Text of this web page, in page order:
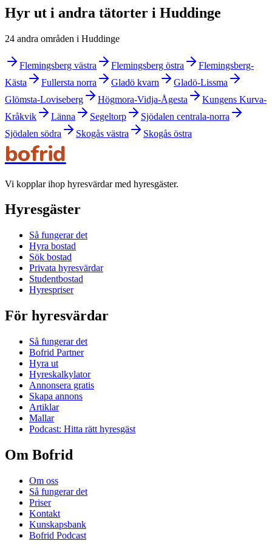
Hyr ut i andra tätorter i Huddinge
24 andra områden i Huddinge
Flemingsberg västra Flemingsberg östra
Flemingsberg-
Kästa
Fullersta norra Gladö kvarn
Gladö-Lissma
Glömsta-Loviseberg
Högmora-Vidja-Ågesta
Kungens Kurva-
Kråkvik
Länna Segeltorp
Sjödalen centrala-norra
Sjödalen södra
Skogås västra Skogås östra
bofrid
Vi kopplar ihop hyresvärdar med hyresgäster.
Hyresgäster
Så fungerar det
Hyra bostad
Sök bostad
Privata hyresvärdar
Studentbostad
Hyrespriser
För hyresvärdar
Så fungerar det
Bofrid Partner
Hyra ut
Hyreskalkylator
Annonsera gratis
Skapa annons
Artiklar
Mallar
Podcast: Hitta rätt hyresgäst
Om Bofrid
Om oss
Så fungerar det
Priser
Kontakt
Kunskapsbank
Bofrid Podcast